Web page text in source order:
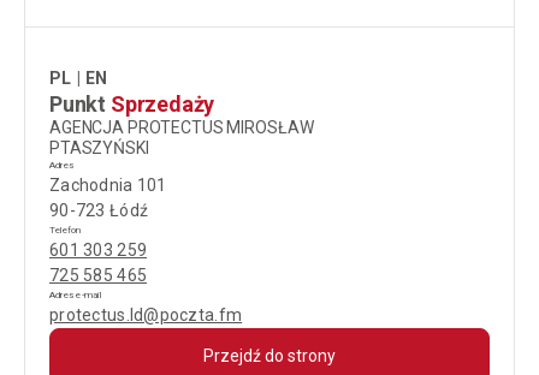
PL EN
Punkt Sprzedaży
AGENCJA PROTECTUS MIROSŁAW
PTASZYŃSKI
Adres
Zachodnia 101
90-723 Łódź
Telefon
601 303 259
725 585 465
Adres e-mail
protectus.ld@poczta.fm
Przejdź do strony